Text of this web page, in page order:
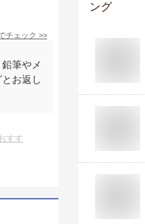
チェック >>
筆やメ
お返し
すす
ング